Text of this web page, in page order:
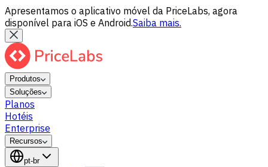
Apresentamos o aplicativo móvel da PriceLabs, agora
disponível para iOS e Android.Saiba mais.
Produtos
Soluções
Planos
Hotéis
Enterprise
Recursos
pt-br